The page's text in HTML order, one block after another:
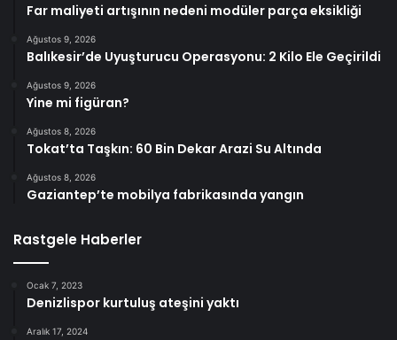
Far maliyeti artışının nedeni modüler parça eksikliği
Ağustos 9, 2026
Balıkesir’de Uyuşturucu Operasyonu: 2 Kilo Ele Geçirildi
Ağustos 9, 2026
Yine mi figüran?
Ağustos 8, 2026
Tokat’ta Taşkın: 60 Bin Dekar Arazi Su Altında
Ağustos 8, 2026
Gaziantep’te mobilya fabrikasında yangın
Rastgele Haberler
Ocak 7, 2023
Denizlispor kurtuluş ateşini yaktı
Aralık 17, 2024